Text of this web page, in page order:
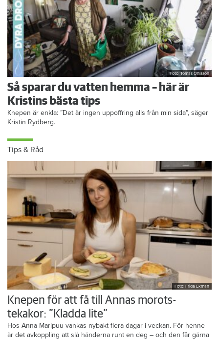
Foto: Tomas Ohlsson
Så sparar du vatten hemma – här är
Kristins bästa tips
Knepen är enkla: ”Det är ingen uppoffring alls från min sida”, säger
Kristin Rydberg.
Tips & Råd
Foto: Frida Ekman
Knepen för att få till Annas morots-
tekakor: ”Kladda lite”
Hos Anna Maripuu vankas nybakt flera dagar i veckan. För henne
är det avkoppling att slå händerna runt en deg – och den får gärna